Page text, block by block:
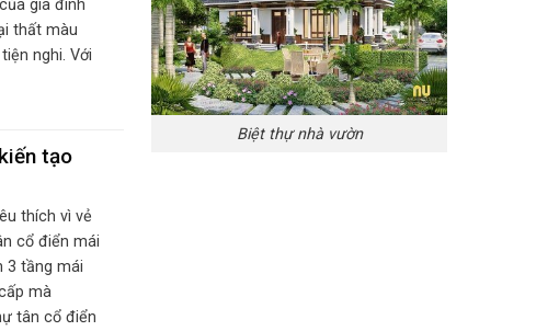
gia đình
thất màu
nghi. Với
tạo
thích vì vẻ
cổ điển mái
3 tầng mái
mà
tân cổ điển
Biệt thự nhà vườn